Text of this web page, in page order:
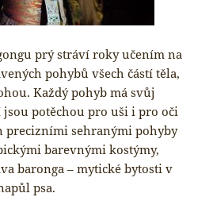
prý stráví roky učením na
pohybů všech částí těla,
Každý pohyb má svůj
jsou potěchou pro uši i pro oči
precizními sehranými pohyby
barevnými kostýmy,
baronga – mytické bytosti v
psa.